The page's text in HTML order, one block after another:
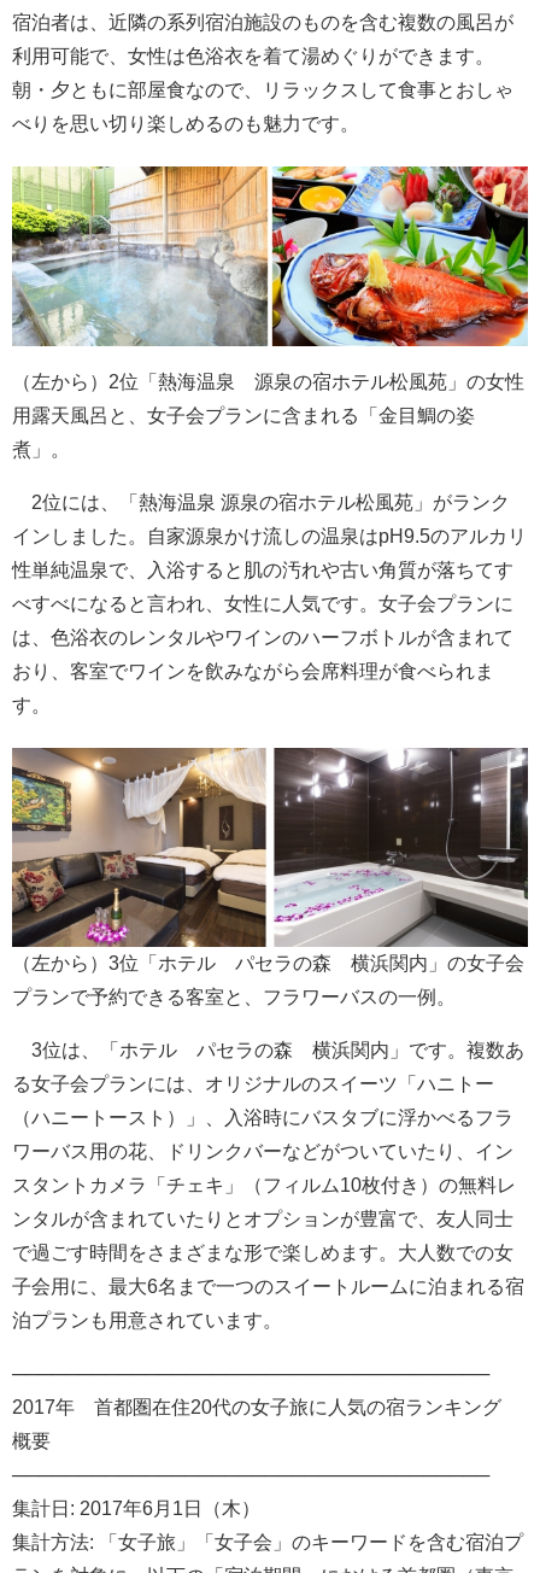
宿泊者は、近隣の系列宿泊施設のものを含む複数の風呂が
利用可能で、女性は色浴衣を着て湯めぐりができます。
朝・夕ともに部屋食なので、リラックスして食事とおしゃ
べりを思い切り楽しめるのも魅力です。
（左から）2位「熱海温泉 源泉の宿ホテル松風苑」の女性
用露天風呂と、女子会プランに含まれる「金目鯛の姿
煮」。
2位には、「熱海温泉 源泉の宿ホテル松風苑」がランク
インしました。自家源泉かけ流しの温泉はpH9.5のアルカリ
性単純温泉で、入浴すると肌の汚れや古い角質が落ちてす
べすべになると言われ、女性に人気です。女子会プランに
は、色浴衣のレンタルやワインのハーフボトルが含まれて
おり、客室でワインを飲みながら会席料理が食べられま
す。
（左から）3位「ホテル パセラの森 横浜関内」の女子会
プランで予約できる客室と、フラワーバスの一例。
3位は、「ホテル パセラの森 横浜関内」です。複数あ
る女子会プランには、オリジナルのスイーツ「ハニトー
（ハニートースト）」、入浴時にバスタブに浮かべるフラ
ワーバス用の花、ドリンクバーなどがついていたり、イン
スタントカメラ「チェキ」（フィルム10枚付き）の無料レ
ンタルが含まれていたりとオプションが豊富で、友人同士
で過ごす時間をさまざまな形で楽しめます。大人数での女
子会用に、最大6名まで一つのスイートルームに泊まれる宿
泊プランも用意されています。
────────────────────────────────────
2017年 首都圏在住20代の女子旅に人気の宿ランキング
概要
────────────────────────────────────
集計日: 2017年6月1日（木）
集計方法: 「女子旅」「女子会」のキーワードを含む宿泊プ